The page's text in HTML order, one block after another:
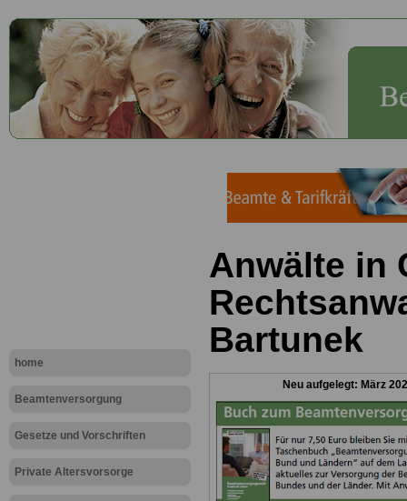
home
Beamtenversorgung
Gesetze und Vorschriften
Private Altersvorsorge
Anwälte in
Bartunek
Neu aufgelegt: März